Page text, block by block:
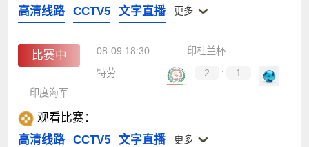
高清线路
CCTV5 文字直播 更多
比赛中 08-09 18:30
印杜兰杯
特劳
2 :
1
印度海军
观看比赛：
高清线路
CCTV5 文字直播 更多